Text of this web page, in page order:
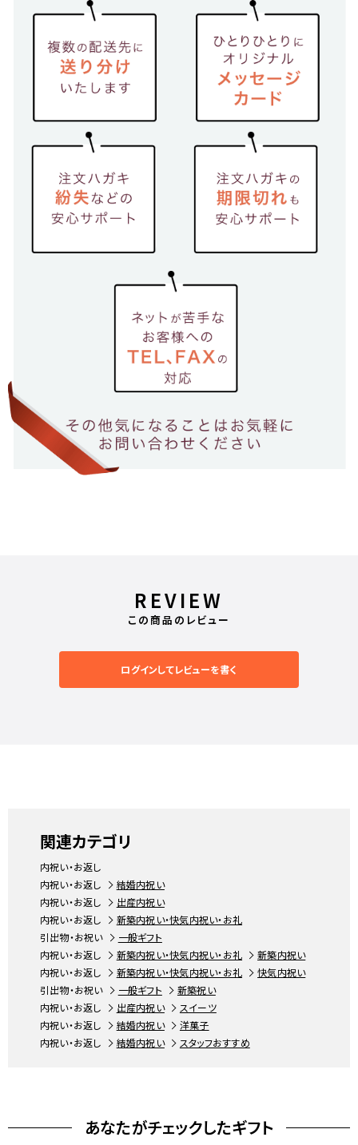
REVIEW
この商品のレビュー
ログインしてレビューを書く
関連カテゴリ
内祝い・お返し
内祝い・お返し
結婚内祝い
内祝い・お返し
出産内祝い
内祝い・お返し
新築内祝い・快気内祝い・お礼
引出物・お祝い
一般ギフト
内祝い・お返し
新築内祝い・快気内祝い・お礼
新築内祝い
内祝い・お返し
新築内祝い・快気内祝い・お礼
快気内祝い
引出物・お祝い
一般ギフト
新築祝い
内祝い・お返し
出産内祝い
スイーツ
内祝い・お返し
結婚内祝い
洋菓子
内祝い・お返し
結婚内祝い スタッフおすすめ
あなたがチェックしたギフト